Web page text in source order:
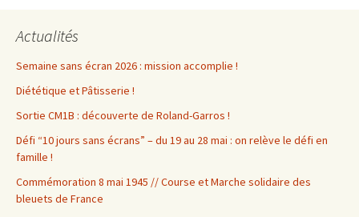
Actualités
Semaine sans écran 2026 : mission accomplie !
Diététique et Pâtisserie !
Sortie CM1B : découverte de Roland-Garros !
Défi “10 jours sans écrans” – du 19 au 28 mai : on relève le défi en
famille !
Commémoration 8 mai 1945 // Course et Marche solidaire des
bleuets de France